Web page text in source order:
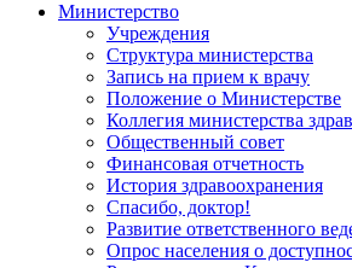
Министерство
Учреждения
Структура министерства
Запись на прием к врачу
Положение о Министерстве
Коллегия министерства
Общественный совет
Финансовая отчетность
История здравоохранения
Спасибо, доктор!
Развитие ответственного
Опрос населения о